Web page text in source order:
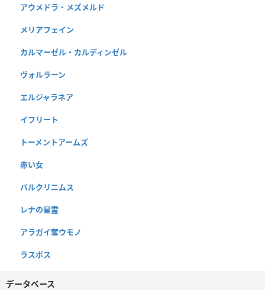
アウメドラ・メズメルド
メリアフェイン
カルマーゼル・カルディンゼル
ヴォルラーン
エルジャラネア
イフリート
トーメントアームズ
赤い女
バルクリニムス
レナの星霊
アラガイ奪ウモノ
ラスボス
データベース